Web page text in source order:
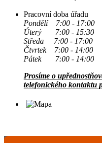
Pracovní doba úřadu
Pondělí 7:00 - 17:00
Úterý 7:00 - 15:30
Středa 7:00 - 17:00
Čtvrtek 7:00 - 14:00
Pátek 7:00 - 14:00
Prosíme o
telefonického kontaktu